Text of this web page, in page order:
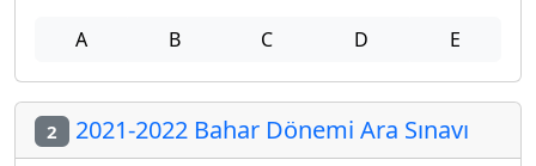
A B C D E
2 2021-2022 Bahar Dönemi Ara Sınavı